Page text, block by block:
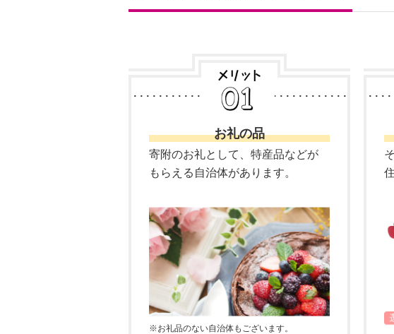
お礼の品
寄附のお礼として、特産品などが
もらえる自治体があります。
※お礼品のない自治体もございます。